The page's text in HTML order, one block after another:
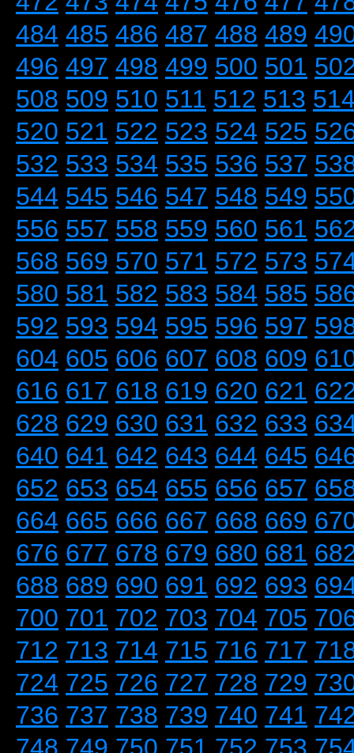
484 485 486 487 488 489
496 497 498 499 500 501
508 509 510 511 512 513
520 521 522 523 524 525
532 533 534 535 536 537
544 545 546 547 548 549
556 557 558 559 560 561
568 569 570 571 572 573
580 581 582 583 584 585
592 593 594 595 596 597
604 605 606 607 608 609
616 617 618 619 620 621
628 629 630 631 632 633
640 641 642 643 644 645
652 653 654 655 656 657
664 665 666 667 668 669
676 677 678 679 680 681
688 689 690 691 692 693
700 701 702 703 704 705
712 713 714 715 716 717
724 725 726 727 728 729
736 737 738 739 740 741